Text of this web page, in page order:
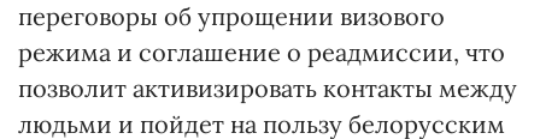
переговоры об упрощении визового
режима и соглашение о реадмиссии, что
позволит активизировать контакты между
людьми и пойдет на пользу белорусским